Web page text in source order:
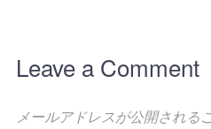
Leave a Comment
メールアドレスが公開される